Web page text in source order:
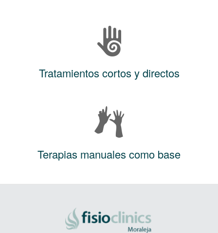
Tratamientos cortos y directos
Terapias manuales como base